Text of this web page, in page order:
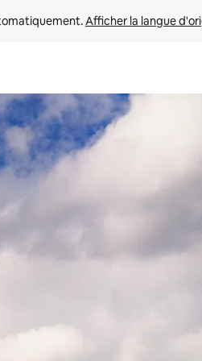
Afficher la langue
ou en appuyant et en faisant